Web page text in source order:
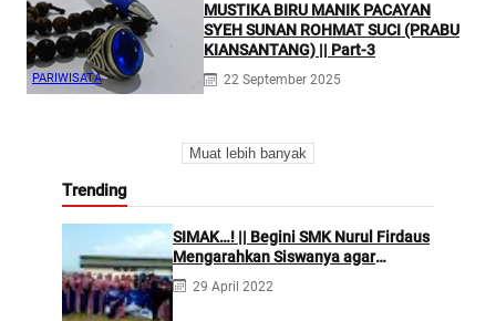
PARIWISATA
MUSTIKA BIRU MANIK PACAYAN
SYEH SUNAN ROHMAT SUCI (PRABU
KIANSANTANG) || Part-3
22 September 2025
Muat lebih banyak
Trending
SIMAK…! || Begini SMK Nurul Firdaus
Mengarahkan Siswanya agar
Menjadi Asisten Tenaga
Kefarmasian yang Profesional
29 April 2022